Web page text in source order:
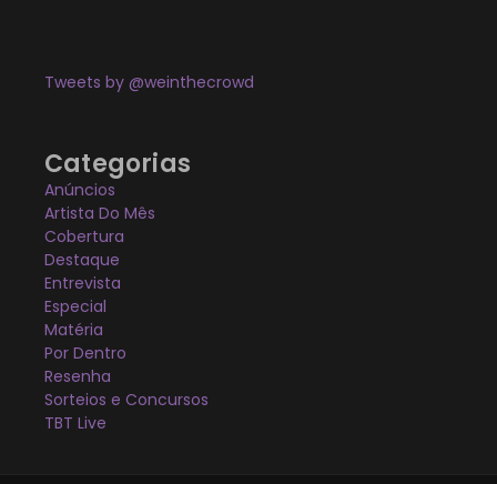
Tweets by @weinthecrowd
Categorias
Anúncios
Artista Do Mês
Cobertura
Destaque
Entrevista
Especial
Matéria
Por Dentro
Resenha
Sorteios e Concursos
TBT Live